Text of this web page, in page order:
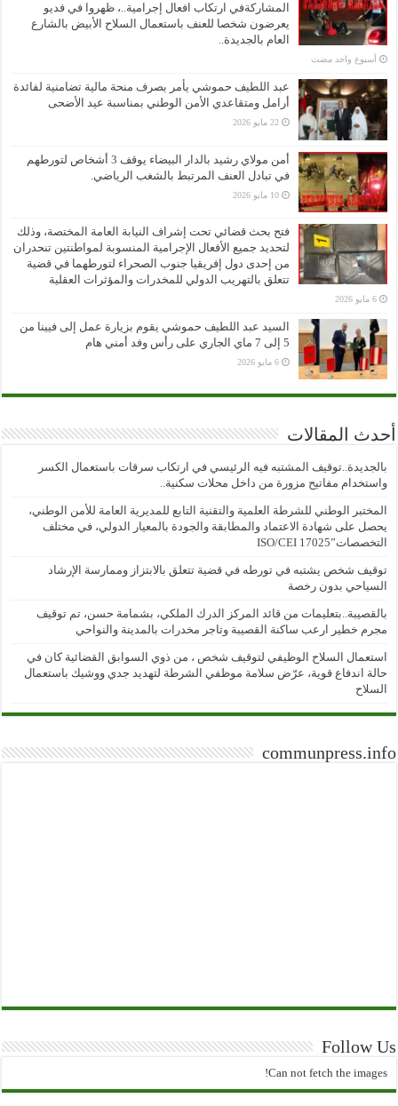
المشاركةفي ارتكاب افعال إجرامية..، ظهروا في فديو
يعرضون شخصا للعنف باستعمال السلاح الأبيض بالشارع
العام بالجديدة..
‏أسبوع واحد مضت
عبد اللطيف حموشي يأمر بصرف منحة مالية تضامنية لفائدة
أرامل ومتقاعدي الأمن الوطني بمناسبة عيد الأضحى
22 مايو 2026
أمن مولاي رشيد بالدار البيضاء يوقف 3 أشخاص لتورطهم
في تبادل العنف المرتبط بالشغب الرياضي.
10 مايو 2026
فتح بحث قضائي تحت إشراف النيابة العامة المختصة، وذلك
لتحديد جميع الأفعال الإجرامية المنسوبة لمواطنتين تنحدران
من إحدى دول إفريقيا جنوب الصحراء لتورطهما في قضية
تتعلق بالتهريب الدولي للمخدرات والمؤثرات العقلية
6 مايو 2026
السيد عبد اللطيف حموشي يقوم بزيارة عمل إلى فيينا من
5 إلى 7 ماي الجاري على رأس وفد أمني هام
6 مايو 2026
أحدث المقالات
بالجديدة..توقيف المشتبه فيه الرئيسي في ارتكاب سرقات باستعمال الكسر
واستخدام مفاتيح مزورة من داخل محلات سكنية..
المختبر الوطني للشرطة العلمية والتقنية التابع للمديرية العامة للأمن الوطني،
يحصل على شهادة الاعتماد والمطابقة والجودة بالمعيار الدولي، في مختلف
التخصصات”ISO/CEI 17025
توقيف شخص يشتبه في تورطه في قضية تتعلق بالابتزاز وممارسة الإرشاد
السياحي بدون رخصة
بالقصيبة..بتعليمات من قائد المركز الدرك الملكي، بشمامة حسن، تم توقيف
مجرم خطير ارعب ساكنة القصيبة وتاجر مخدرات بالمدينة والنواحي
استعمال السلاح الوظيفي لتوقيف شخص ، من ذوي السوابق القضائية كان في
حالة اندفاع قوية، عرّض سلامة موظفي الشرطة لتهديد جدي ووشيك باستعمال
السلاح
communpress.info
Follow Us
Can not fetch the images!